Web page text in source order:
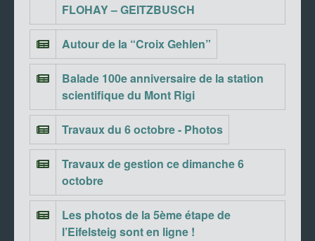
FLOHAY – GEITZBUSCH
Autour de la “Croix Gehlen”
Balade 100e anniversaire de la station
scientifique du Mont Rigi
Travaux du 6 octobre - Photos
Travaux de gestion ce dimanche 6
octobre
Les photos de la 5ème étape de
l’Eifelsteig sont en ligne !